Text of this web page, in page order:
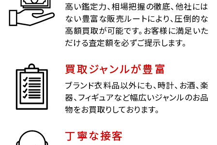
高い鑑定力、相場把握の徹底、他社には
ない豊富な販売ルートにより、圧倒的な
高額買取が可能です。お客様に満足いた
だける査定額を必ずご提示します。
買取ジャンルが豊富
ブランド衣料品以外にも、時計、お酒、楽
器、フィギュアなど幅広いジャンルのお品
物をお買取りしております。
丁寧な接客